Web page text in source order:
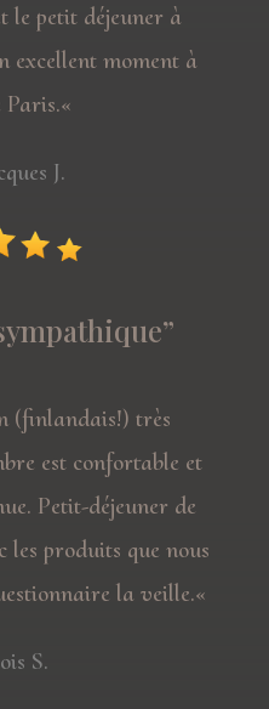
le petit déjeuner à
excellent moment à
Paris.«
J.
(finlandais!) très
est confortable et
Petit-déjeuner de
les produits que nous
la veille.«
S.